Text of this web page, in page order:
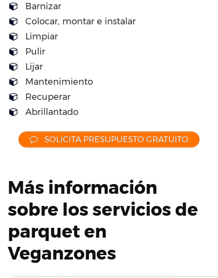
Barnizar
Colocar, montar e instalar
Limpiar
Pulir
Lijar
Mantenimiento
Recuperar
Abrillantado
SOLICITA PRESUPUESTO GRATUITO
Más información
sobre los servicios de
parquet en
Veganzones